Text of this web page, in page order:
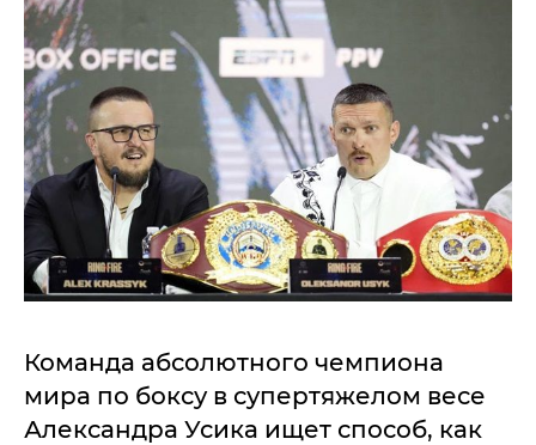
Команда абсолютного чемпиона
мира по боксу в супертяжелом весе
Александра Усика ищет способ, как